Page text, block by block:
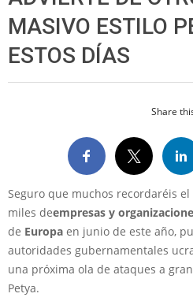
MASIVO ESTILO
ESTOS DÍAS
Share
Seguro que muchos recordaréis
miles deempresas y
de Europa en junio de este año,
autoridades gubernamentales
una próxima ola de ataques a
Petya.